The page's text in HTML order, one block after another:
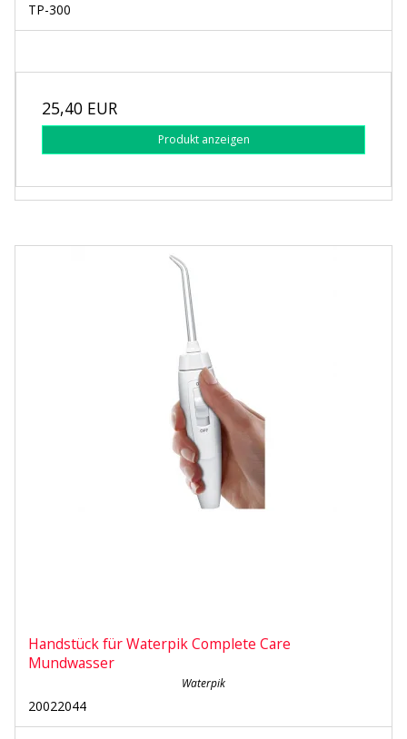
TP-300
25,40 EUR
Produkt anzeigen
Handstück für Waterpik Complete Care
Mundwasser
Waterpik
20022044